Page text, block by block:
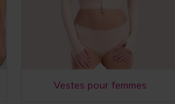
Vestes pour femmes